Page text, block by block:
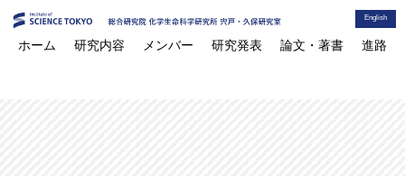
English
ホーム 研究内容 メンバー 研究発表 論文・著書 進路